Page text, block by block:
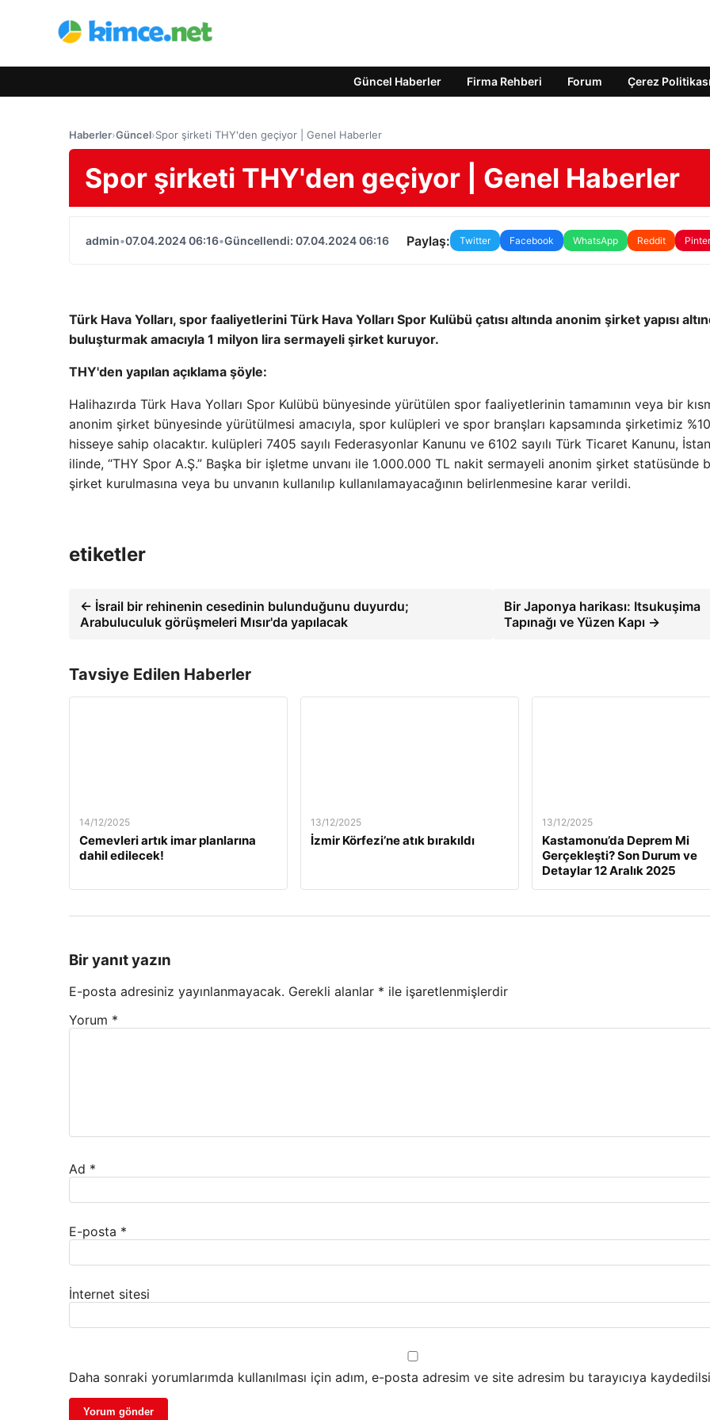
Güncel Haberler Firma Rehberi Forum Çerez Politikası
Haberler›Güncel›Spor şirketi THY'den geçiyor | Genel Haberler
Spor şirketi THY'den geçiyor | Genel Haberler
admin•07.04.2024 06:16•Güncellendi: 07.04.2024 06:16 Paylaş: Twitter Facebook WhatsApp Reddit
Türk Hava Yolları, spor faaliyetlerini Türk Hava Yolları Spor Kulübü çatısı altında anonim şirket yapısı
buluşturmak amacıyla 1 milyon lira sermayeli şirket kuruyor.
THY'den yapılan açıklama şöyle:
Halihazırda Türk Hava Yolları Spor Kulübü bünyesinde yürütülen spor faaliyetlerinin tamamının veya bir
anonim şirket bünyesinde yürütülmesi amacıyla, spor kulüpleri ve spor branşları kapsamında şirketimiz
hisseye sahip olacaktır. kulüpleri 7405 sayılı Federasyonlar Kanunu ve 6102 sayılı Türk Ticaret Kanunu,
ilinde, “THY Spor A.Ş.” Başka bir işletme unvanı ile 1.000.000 TL nakit sermayeli anonim şirket statüsünde
şirket kurulmasına veya bu unvanın kullanılıp kullanılamayacağının belirlenmesine karar verildi.
etiketler
← İsrail bir rehinenin cesedinin bulunduğunu duyurdu;
Arabuluculuk görüşmeleri Mısır'da yapılacak
Bir Japonya harikası: Itsukuşima
Tapınağı ve Yüzen Kapı →
Tavsiye Edilen Haberler
14/12/2025
Cemevleri artık imar planlarına
dahil edilecek!
13/12/2025
İzmir Körfezi’ne atık bırakıldı
13/12/2025
Kastamonu’da Deprem Mi
Gerçekleşti? Son Durum ve
Detaylar 12 Aralık 2025
Bir yanıt yazın
E-posta adresiniz yayınlanmayacak. Gerekli alanlar * ile işaretlenmişlerdir
Yorum *
Ad *
E-posta *
İnternet sitesi
Daha sonraki yorumlarımda kullanılması için adım, e-posta adresim ve site adresim bu tarayıcıya